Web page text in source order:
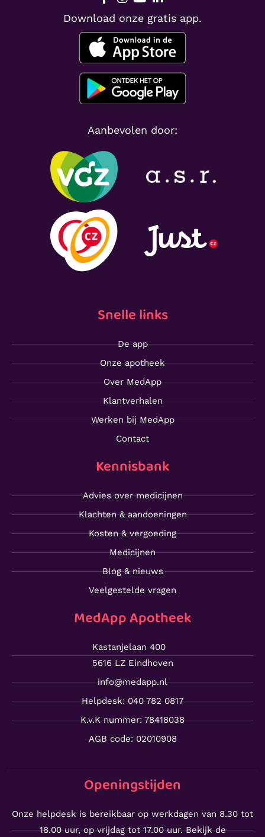
Download onze gratis app.
Aanbevolen door:
Snelle links
De app
Onze apotheek
Over MedApp
Klantverhalen
Werken bij MedApp
Contact
Kennisbank
Advies over medicijnen
Klachten & aandoeningen
Kosten & vergoeding
Medicijnen
Blog & nieuws
Veelgestelde vragen
MedApp Apotheek
Kastanjelaan 400
5616 LZ Eindhoven
info@medapp.nl
Helpdesk: 040 782 0817
K.v.K nummer: 78418038
AGB code: 02010908
Openingstijden
Onze helpdesk is bereikbaar op werkdagen van 8.30 tot
18.00 uur, op vrijdag tot 17.00 uur. Bekijk de